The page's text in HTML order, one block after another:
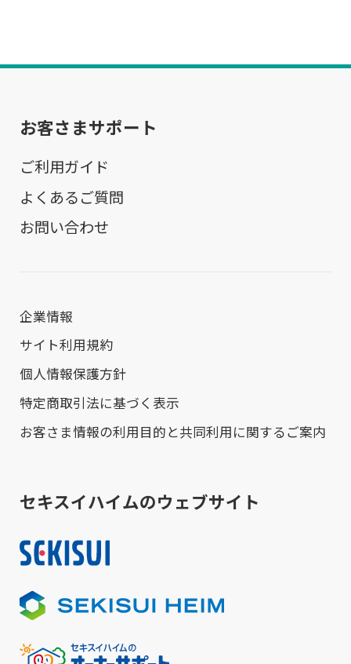
お客さまサポート
ご利用ガイド
よくあるご質問
お問い合わせ
企業情報
サイト利用規約
個人情報保護方針
特定商取引法に基づく表示
お客さま情報の利用目的と共同利用に関するご案内
セキスイハイムのウェブサイト